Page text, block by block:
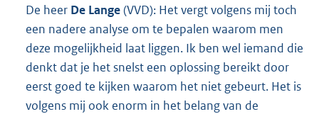
De heer De Lange(VVD): Het vergt volgens mij toch
een nadere analyse om te bepalen waarom men
deze mogelijkheid laat liggen. Ik ben wel iemand die
denkt dat je het snelst een oplossing bereikt door
eerst goed te kijken waarom het niet gebeurt. Het is
volgens mij ook enorm in het belang van de